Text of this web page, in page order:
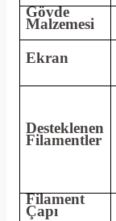
Gövde
Malzemesi
Ekran
Desteklenen
Filamentler
Filament
Çapı